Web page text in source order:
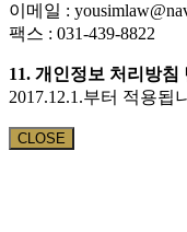
이메일 :
팩스 : 031-439-8822
11. 개인정보 처리방침
2017.12.1.부터 적용됩
CLOSE